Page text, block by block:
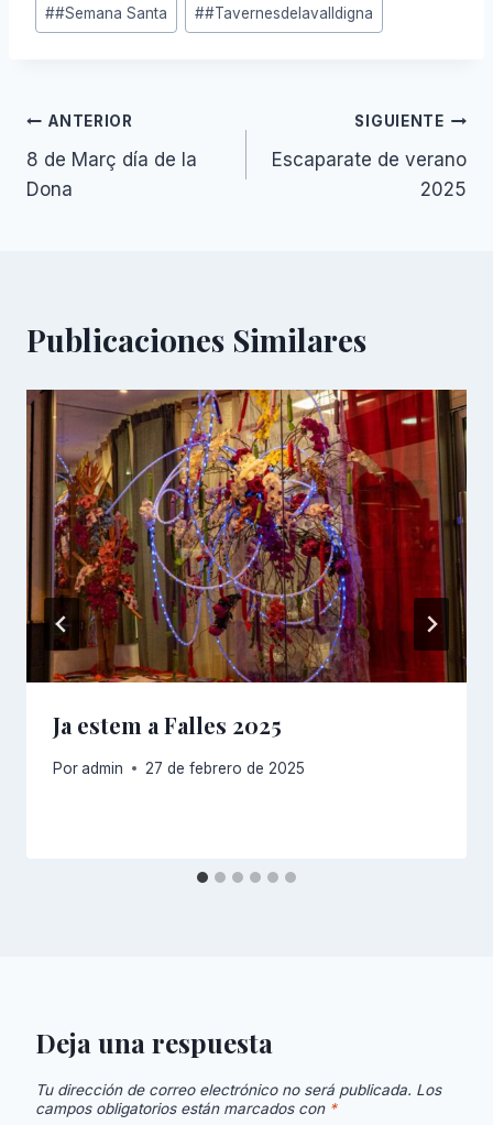
##Semana Santa ##Tavernesdelavalldigna
Navegación
de
ANTERIOR
8 de Març día de la
Dona
SIGUIENTE
Escaparate de verano
2025
Publicaciones Similares
Ja estem a Falles 2025
Poradmin 27 de febrero de 2025
Deja una respuesta
Tu dirección de correo electrónico no será publicada. Los
campos obligatorios están marcados con *